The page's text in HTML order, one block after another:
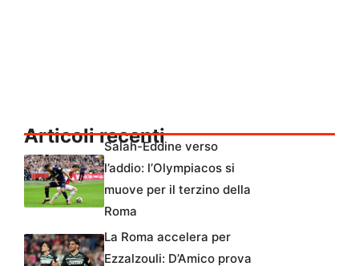
Articoli recenti
Salah-Eddine verso
l’addio: l’Olympiacos si
muove per il terzino della
Roma
La Roma accelera per
Ezzalzouli: D’Amico prova